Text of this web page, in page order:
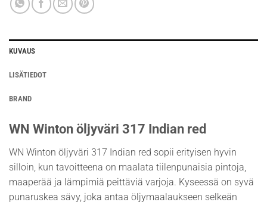
KUVAUS
LISÄTIEDOT
BRAND
WN Winton öljyväri 317 Indian red
WN Winton öljyväri 317 Indian red sopii erityisen hyvin
silloin, kun tavoitteena on maalata tiilenpunaisia pintoja,
maaperää ja lämpimiä peittäviä varjoja. Kyseessä on syvä
punaruskea sävy, joka antaa öljymaalaukseen selkeän